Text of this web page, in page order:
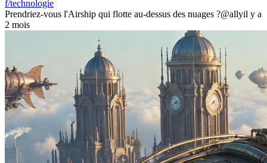
f/technologie
Prendriez-vous l'Airship qui flotte au-dessus des nuages ?@allyil y a
2 mois